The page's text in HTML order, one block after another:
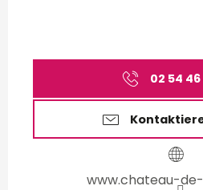
02 54 46
www.chateau-